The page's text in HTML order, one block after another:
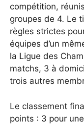
compétition,
groupes de 4. Le
règles strictes
équipes d’un
la Ligue des
matchs, 3 à
trois autres
Le classement
points : 3 pour